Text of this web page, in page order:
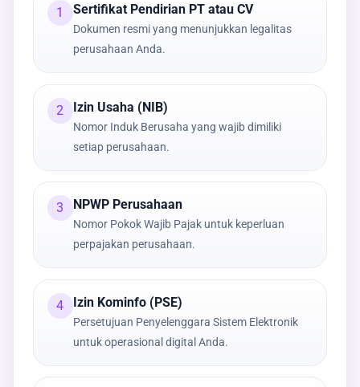
1 Sertifikat Pendirian PT atau CV
Dokumen resmi yang menunjukkan legalitas
perusahaan Anda.
2 Izin Usaha (NIB)
Nomor Induk Berusaha yang wajib dimiliki
setiap perusahaan.
3 NPWP Perusahaan
Nomor Pokok Wajib Pajak untuk keperluan
perpajakan perusahaan.
4 Izin Kominfo (PSE)
Persetujuan Penyelenggara Sistem Elektronik
untuk operasional digital Anda.